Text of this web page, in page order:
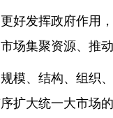
发挥政府作用
集聚资源、推
、结构、组织
扩大统一大市场的